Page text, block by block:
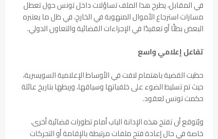
في المقابل، يطرح هذا الملف تساؤلات داخل تونس حول تعطل
مسارات استرجاع الأموال المنهوبة في الخارج، في ظل ما يعتبره
البعض بطئًا أو تعقيدًا في الإجراءات القضائية والتعاون الدولي.
تفاعل إعلامي واسع
حظيت القضية باهتمام لافت في الأوساط الإعلامية السويسرية،
حيث تم تسليط الضوء على خلفياتها وسياقها، وربطها بتاريخ عائلة
حكمت تونس لعقود.
ويُتوقع أن تفتح هذه الإدانة الباب أمام تطورات قضائية أخرى،
خاصة في حال إعادة فتح ملفات مرتبطة بالإقامة أو التحركات